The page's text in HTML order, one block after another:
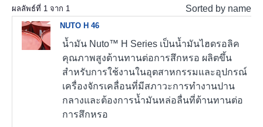
ผลลัพธ์ที่ 1 จาก 1 Sorted by name
NUTO H 46
น้ำมัน Nuto™ H Series เป็นน้ำมันไฮดรอลิค
คุณภาพสูงต้านทานต่อการสึกหรอ ผลิตขึ้น
สำหรับการใช้งานในอุตสาหกรรมและอุปกรณ์
เครื่องจักรเคลื่อนที่มีสภาวะการทำงานปาน
กลางและต้องการน้ำมันหล่อลื่นที่ต้านทานต่อ
การสึกหรอ